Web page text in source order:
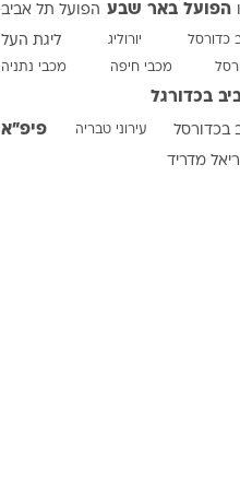
הפועל באר שבע הפועל תל אביב
כדורסל יורוליג ליגת העל
מכבי חיפה מכבי נתניה
בכדורגל
בכדורסל עירוני טבריה פיפ"א
ריאל מדריד